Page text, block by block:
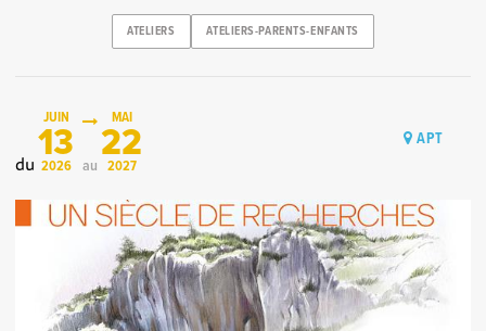
ATELIERS ATELIERS-PARENTS-ENFANTS
APT
du
JUIN
13
2026 au
MAI
22
2027